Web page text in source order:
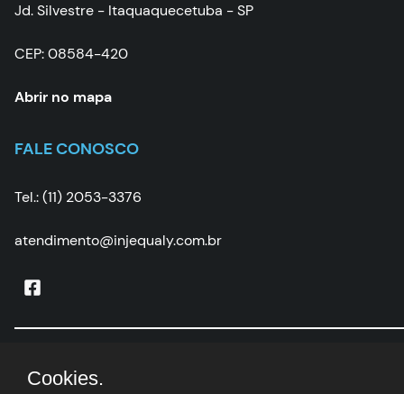
Jd. Silvestre - Itaquaquecetuba - SP
CEP: 08584-420
Abrir no mapa
FALE CONOSCO
Tel.: (11) 2053-3376
atendimento@injequaly.com.br
Injequaly
Cookies.